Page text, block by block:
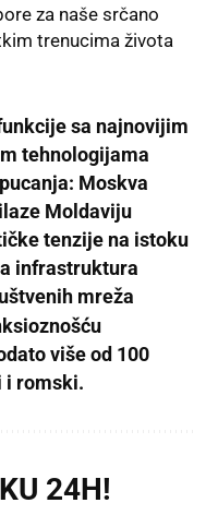
za naše srčano
trenucima života
sa najnovijim
tehnologijama
Moskva
Moldaviju
tenzije na istoku
infrastruktura
mreža
više od 100
i romski.
24H!